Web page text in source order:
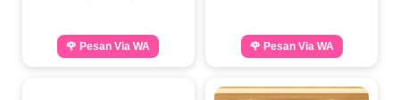
🌹 Pesan Via WA 🌹 Pesan Via WA